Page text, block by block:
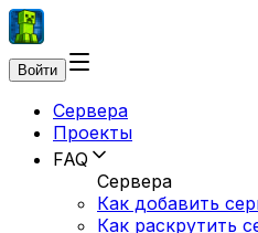
Войти
Сервера
Проекты
FAQ
Сервера
Как добавить
Как раскрутить